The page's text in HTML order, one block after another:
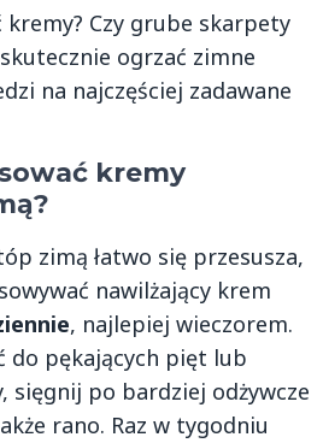
kremy? Czy grube skarpety
ogrzać zimne
na najczęściej zadawane
kremy
zimą łatwo się przesusza,
nawilżający krem
, najlepiej wieczorem.
do pękających pięt lub
sięgnij po bardziej odżywcze
rano. Raz w tygodniu